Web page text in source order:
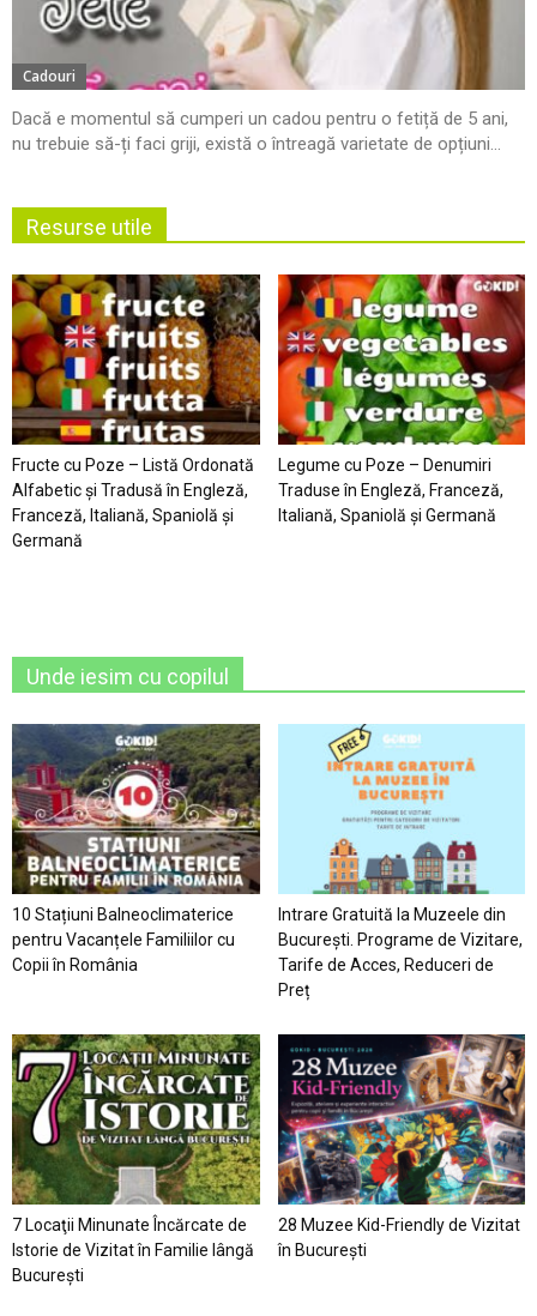
Cadouri
Dacă e momentul să cumperi un cadou pentru o fetiță de 5 ani,
nu trebuie să-ți faci griji, există o întreagă varietate de opțiuni...
Resurse utile
Fructe cu Poze – Listă Ordonată
Alfabetic şi Tradusă în Engleză,
Franceză, Italiană, Spaniolă şi
Germană
Legume cu Poze – Denumiri
Traduse în Engleză, Franceză,
Italiană, Spaniolă şi Germană
Unde iesim cu copilul
10 Stațiuni Balneoclimaterice
pentru Vacanțele Familiilor cu
Copii în România
Intrare Gratuită la Muzeele din
București. Programe de Vizitare,
Tarife de Acces, Reduceri de
Preț
7 Locaţii Minunate Încărcate de
Istorie de Vizitat în Familie lângă
București
28 Muzee Kid-Friendly de Vizitat
în București